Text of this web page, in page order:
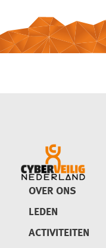
OVER ONS
LEDEN
ACTIVITEITEN